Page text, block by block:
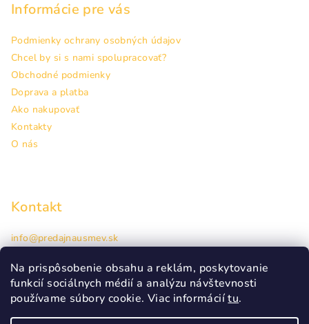
Na prispôsobenie obsahu a reklám, poskytovanie
funkcií sociálnych médií a analýzu návštevnosti
používame súbory cookie. Viac informáciítu.
Informácie pre vás
Podmienky ochrany osobných údajov
Chcel by si s nami spolupracovať?
Obchodné podmienky
Doprava a platba
Ako nakupovať
Kontakty
O nás
Kontakt
info@predajnausmev.sk
Hlavná 38, Prešov